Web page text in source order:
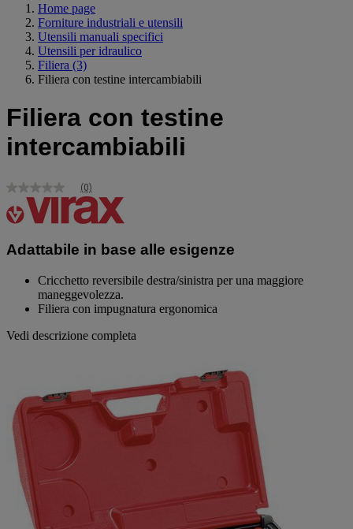
Home page
Forniture industriali e utensili
Utensili manuali specifici
Utensili per idraulico
Filiera (3)
Filiera con testine intercambiabili
Filiera con testine
intercambiabili
Nessuna
valutazione
Stesso
alla
pagina.
(0)
Adattabile in base alle esigenze
Cricchetto reversibile destra/sinistra per una maggiore
maneggevolezza.
Filiera con impugnatura ergonomica
Vedi descrizione completa